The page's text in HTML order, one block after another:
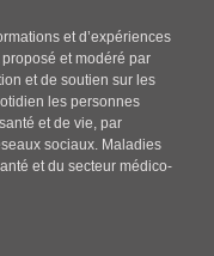
et d’expériences
et modéré par
et de soutien sur les
les personnes
et de vie, par
sociaux. Maladies
et du secteur médico-